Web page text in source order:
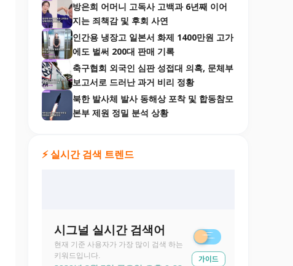
방은희 어머니 고독사 고백과 6년째 이어
지는 죄책감 및 후회 사연
인간용 냉장고 일본서 화제 1400만원 고가
에도 벌써 200대 판매 기록
축구협회 외국인 심판 성접대 의혹, 문체부
보고서로 드러난 과거 비리 정황
북한 발사체 발사 동해상 포착 및 합동참모
본부 제원 정밀 분석 상황
⚡ 실시간 검색 트렌드